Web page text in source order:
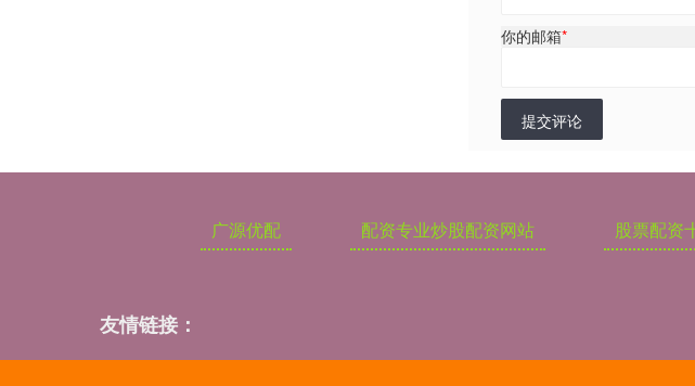
你的邮箱*
提交评论
广源优配 配资专业炒股配资网站 股票配资
友情链接：